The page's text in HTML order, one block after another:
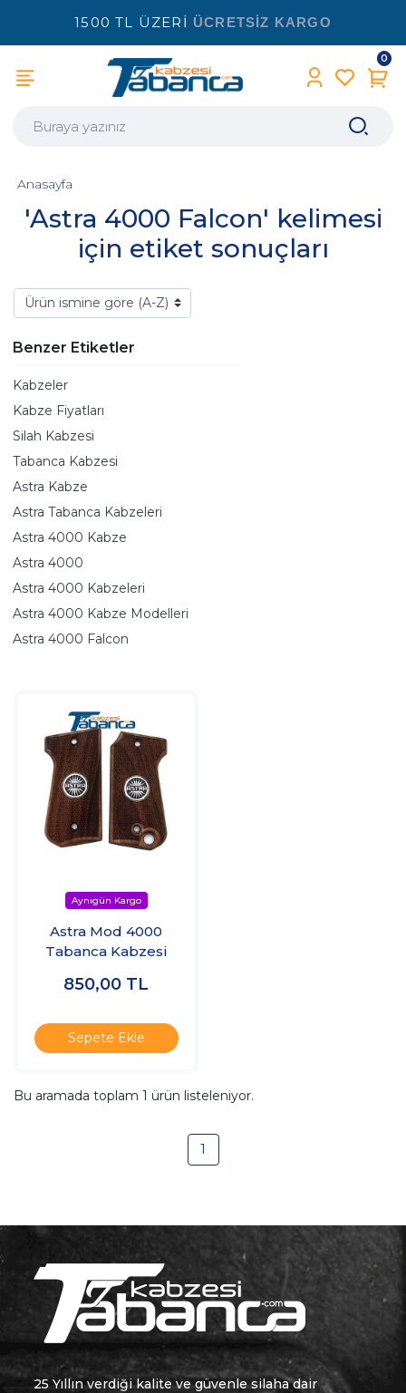
1500 TL ÜZERİ ÜCRETSİZ KARGO
0
'Astra 4000 Falcon' kelimesi
için etiket sonuçları
Anasayfa
Benzer Etiketler
Kabzeler
Kabze Fiyatları
Silah Kabzesi
Tabanca Kabzesi
Astra Kabze
Astra Tabanca Kabzeleri
Astra 4000 Kabze
Astra 4000
Astra 4000 Kabzeleri
Astra 4000 Kabze Modelleri
Astra 4000 Falcon
Astra Mod 4000
Tabanca Kabzesi
850,00 TL
Sepete Ekle
Bu aramada toplam 1 ürün listeleniyor.
1
25 Yıllın verdiği kalite ve güvenle silaha dair